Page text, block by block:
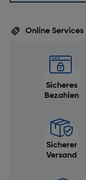
Online Services
Sicheres
Bezahlen
Sicherer
Versand